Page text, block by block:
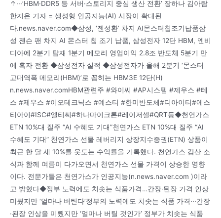
↑···’HBM·DDR5 등 서버·스토리지 중심 생산 전환’ 장하나 김아람
한지은 기자 = 생성형 인공지능(AI) 시장이 확대된
다.news.naver.com◆삼성, ‘젠성환’ 차지 AI몬스터칩조기납품삼
성 젠슨 팬 차지 AI 몬스터 칩 조기 납품, 삼성전자 12단 HBM, 엔비
디아에 2분기 탑재 1분기 메모리 영업이익 2.8조 반도체 5분기 만
에 흑자 전환 ◆삼성전자 실적 ◆삼성전자가 올해 2분기 ‘몬스터
고대역폭 메모리(HBM)’로 꼽히는 HBM3E 12단(H)
n.news.naver.comHBM관련주 #와이씨 #AP시스템 #제우스 #테
스 #제우스 #이오테크닉스 #예스티 #한미반도체#디아이티#에스
티아이#ISC#엘티씨#하나마이크론#레이저셀#QRT등◆천연가스
ETN 10%대 질주 “AI 수혜도 기대”천연가스 ETN 10%대 질주 “AI
수혜도 기대” 천연가스 선물 레버리지 상장지수증권(ETN) 상품이
최근 한 달 새 10%를 웃도는 수익률을 기록했다. 천연가스 감산 소
식과 함께 여름이 다가오면서 천연가스 선물 가격이 상승한 영향
이다. 전문가들은 천연가스가 인공지능(n.news.naver.com )이라
고 밝혔다◆정부 노력에도 치솟는 식품가격…간장·된장 가격 인상
미뤘지만 ‘얼마나 버틴다’정부의 노력에도 치솟는 식품 가격···간장
·된장 인상을 미뤘지만 ‘얼마나 버틸 것인가’ 정부가 치솟는 식품